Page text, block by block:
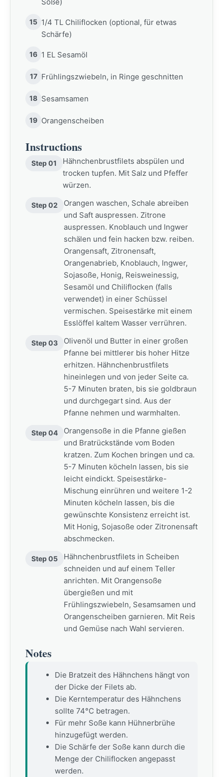
15 1/4 TL Chiliflocken (optional, für etwas
Schärfe)
16 1 EL Sesamöl
17 Frühlingszwiebeln, in Ringe geschnitten
18 Sesamsamen
19 Orangenscheiben
Instructions
Step 01
Hähnchenbrustfilets abspülen und
trocken tupfen. Mit Salz und Pfeffer
würzen.
Step 02
Orangen waschen, Schale abreiben
und Saft auspressen. Zitrone
auspressen. Knoblauch und Ingwer
schälen und fein hacken bzw. reiben.
Orangensaft, Zitronensaft,
Orangenabrieb, Knoblauch, Ingwer,
Sojasoße, Honig, Reisweinessig,
Sesamöl und Chiliflocken (falls
verwendet) in einer Schüssel
vermischen. Speisestärke mit einem
Esslöffel kaltem Wasser verrühren.
Step 03
Olivenöl und Butter in einer großen
Pfanne bei mittlerer bis hoher Hitze
erhitzen. Hähnchenbrustfilets
hineinlegen und von jeder Seite ca.
5-7 Minuten braten, bis sie goldbraun
und durchgegart sind. Aus der
Pfanne nehmen und warmhalten.
Step 04
Orangensoße in die Pfanne gießen
und Bratrückstände vom Boden
kratzen. Zum Kochen bringen und ca.
5-7 Minuten köcheln lassen, bis sie
leicht eindickt. Speisestärke-
Mischung einrühren und weitere 1-2
Minuten köcheln lassen, bis die
gewünschte Konsistenz erreicht ist.
Mit Honig, Sojasoße oder Zitronensaft
abschmecken.
Step 05
Hähnchenbrustfilets in Scheiben
schneiden und auf einem Teller
anrichten. Mit Orangensoße
übergießen und mit
Frühlingszwiebeln, Sesamsamen und
Orangenscheiben garnieren. Mit Reis
und Gemüse nach Wahl servieren.
Notes
Die Bratzeit des Hähnchens hängt von
der Dicke der Filets ab.
Die Kerntemperatur des Hähnchens
sollte 74°C betragen.
Für mehr Soße kann Hühnerbrühe
hinzugefügt werden.
Die Schärfe der Soße kann durch die
Menge der Chiliflocken angepasst
werden.